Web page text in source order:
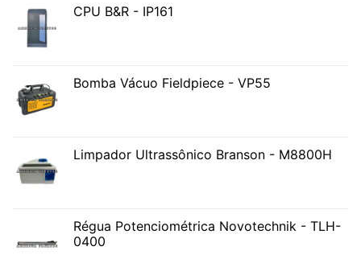
CPU B&R - IP161
Bomba Vácuo Fieldpiece - VP55
Limpador Ultrassônico Branson - M8800H
Régua Potenciométrica Novotechnik - TLH-
0400